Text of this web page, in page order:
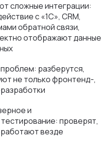
сложные интеграции:
с «1С», CRM,
обратной связи,
отображают данные
разберутся,
не только фронтенд-,
и
проверят,
везде